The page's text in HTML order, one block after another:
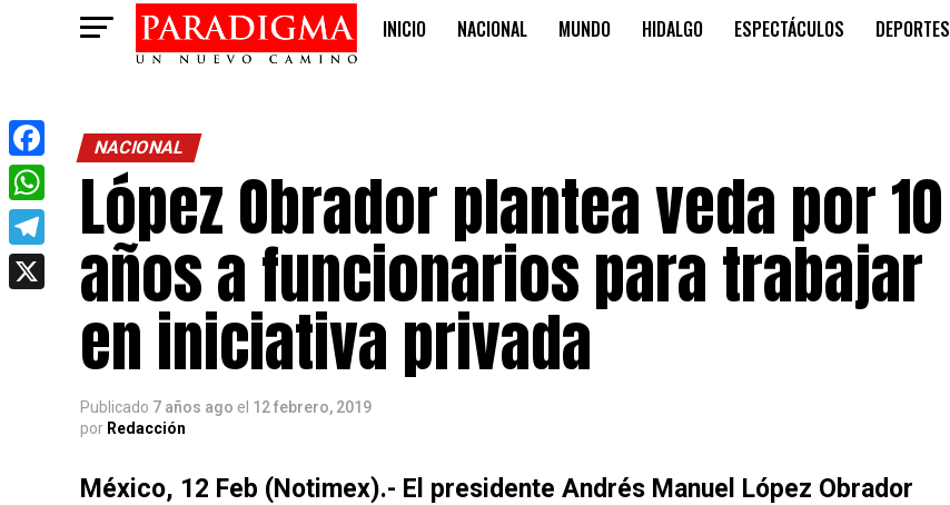
INICIO NACIONAL MUNDO HIDALGO ESPECTÁCULOS DEPORTES
NACIONAL
López Obrador plantea veda por 10
años a funcionarios para trabajar
en iniciativa privada
Publicado 7 años ago el 12 febrero, 2019
por Redacción
México, 12 Feb (Notimex).- El presidente Andrés Manuel López Obrador
Facebook
WhatsApp
Telegram